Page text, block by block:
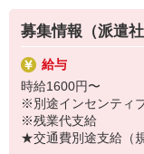
▼オフィスワーク
事務、経理、データ
▼工場・製造・軽作
機械/食品製造・梱
▼美容系
眉毛サロンのアイブ
▼営業・販売
法人営業・アパレル
▼人気案件も多数♪
満足度◎
■携帯やインターネット
docomo(ドコモ)/au(エ
の大手キャリアから
ワイモバイル
広く紹介可能♪
人気のApple（アップ
募集情報（派遣社
給与
時給1600円〜
※別途インセンティ
※残業代支給
★交通費別途支給（